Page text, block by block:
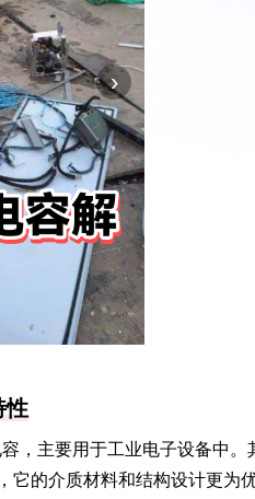
›
性
，主要用于工业电子设备中
它的介质材料和结构设计更为